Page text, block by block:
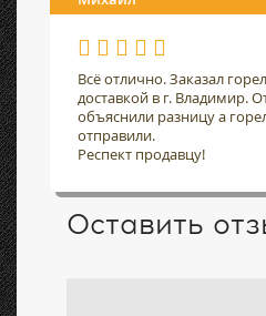
Всё отлично. Заказал
доставкой в г. Владимир.
объяснили разницу а
отправили.
Респект продавцу!
Оставить